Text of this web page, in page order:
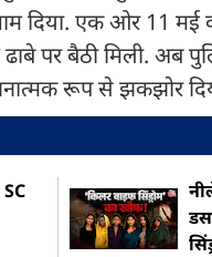
एक ओर 11 मई
पर बैठी मिली. अब
रूप से झकझोर